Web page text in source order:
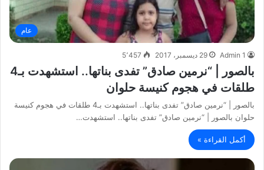
عام
Admin 1 29 ديسمبر، 2017 5٬457
بالصور | “نرمين صادق” تفدى بناتها.. استشهدت بـ4
طلقات في هجوم كنيسة حلوان
بالصور | “نرمين صادق” تفدى بناتها.. استشهدت بـ4 طلقات في هجوم كنيسة
حلوان بالصور | “نرمين صادق” تفدى بناتها.. استشهدت…
أكمل القراءة »